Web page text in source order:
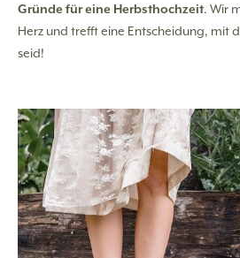
Gründe für eine Herbsthochzeit. Wir
Herz und trefft eine Entscheidung, mit
seid!